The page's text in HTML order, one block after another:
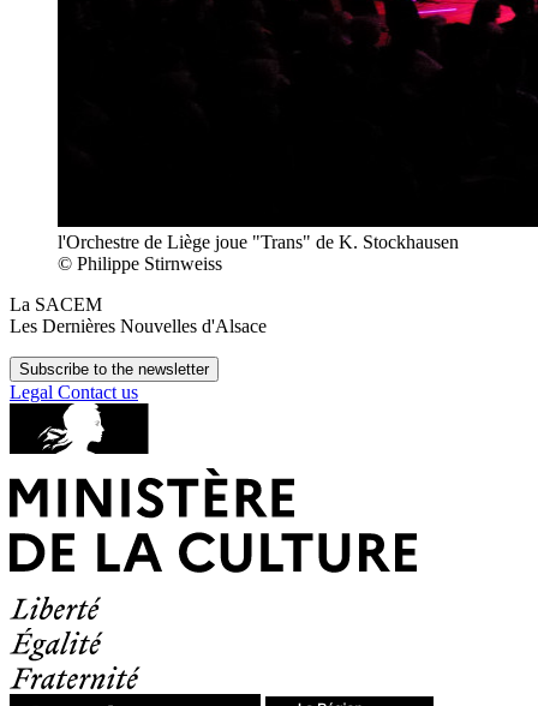
l'Orchestre de Liège joue "Trans" de K. Stockhausen
© Philippe Stirnweiss
La SACEM
Les Dernières Nouvelles d'Alsace
Subscribe to the newsletter
Legal Contact us